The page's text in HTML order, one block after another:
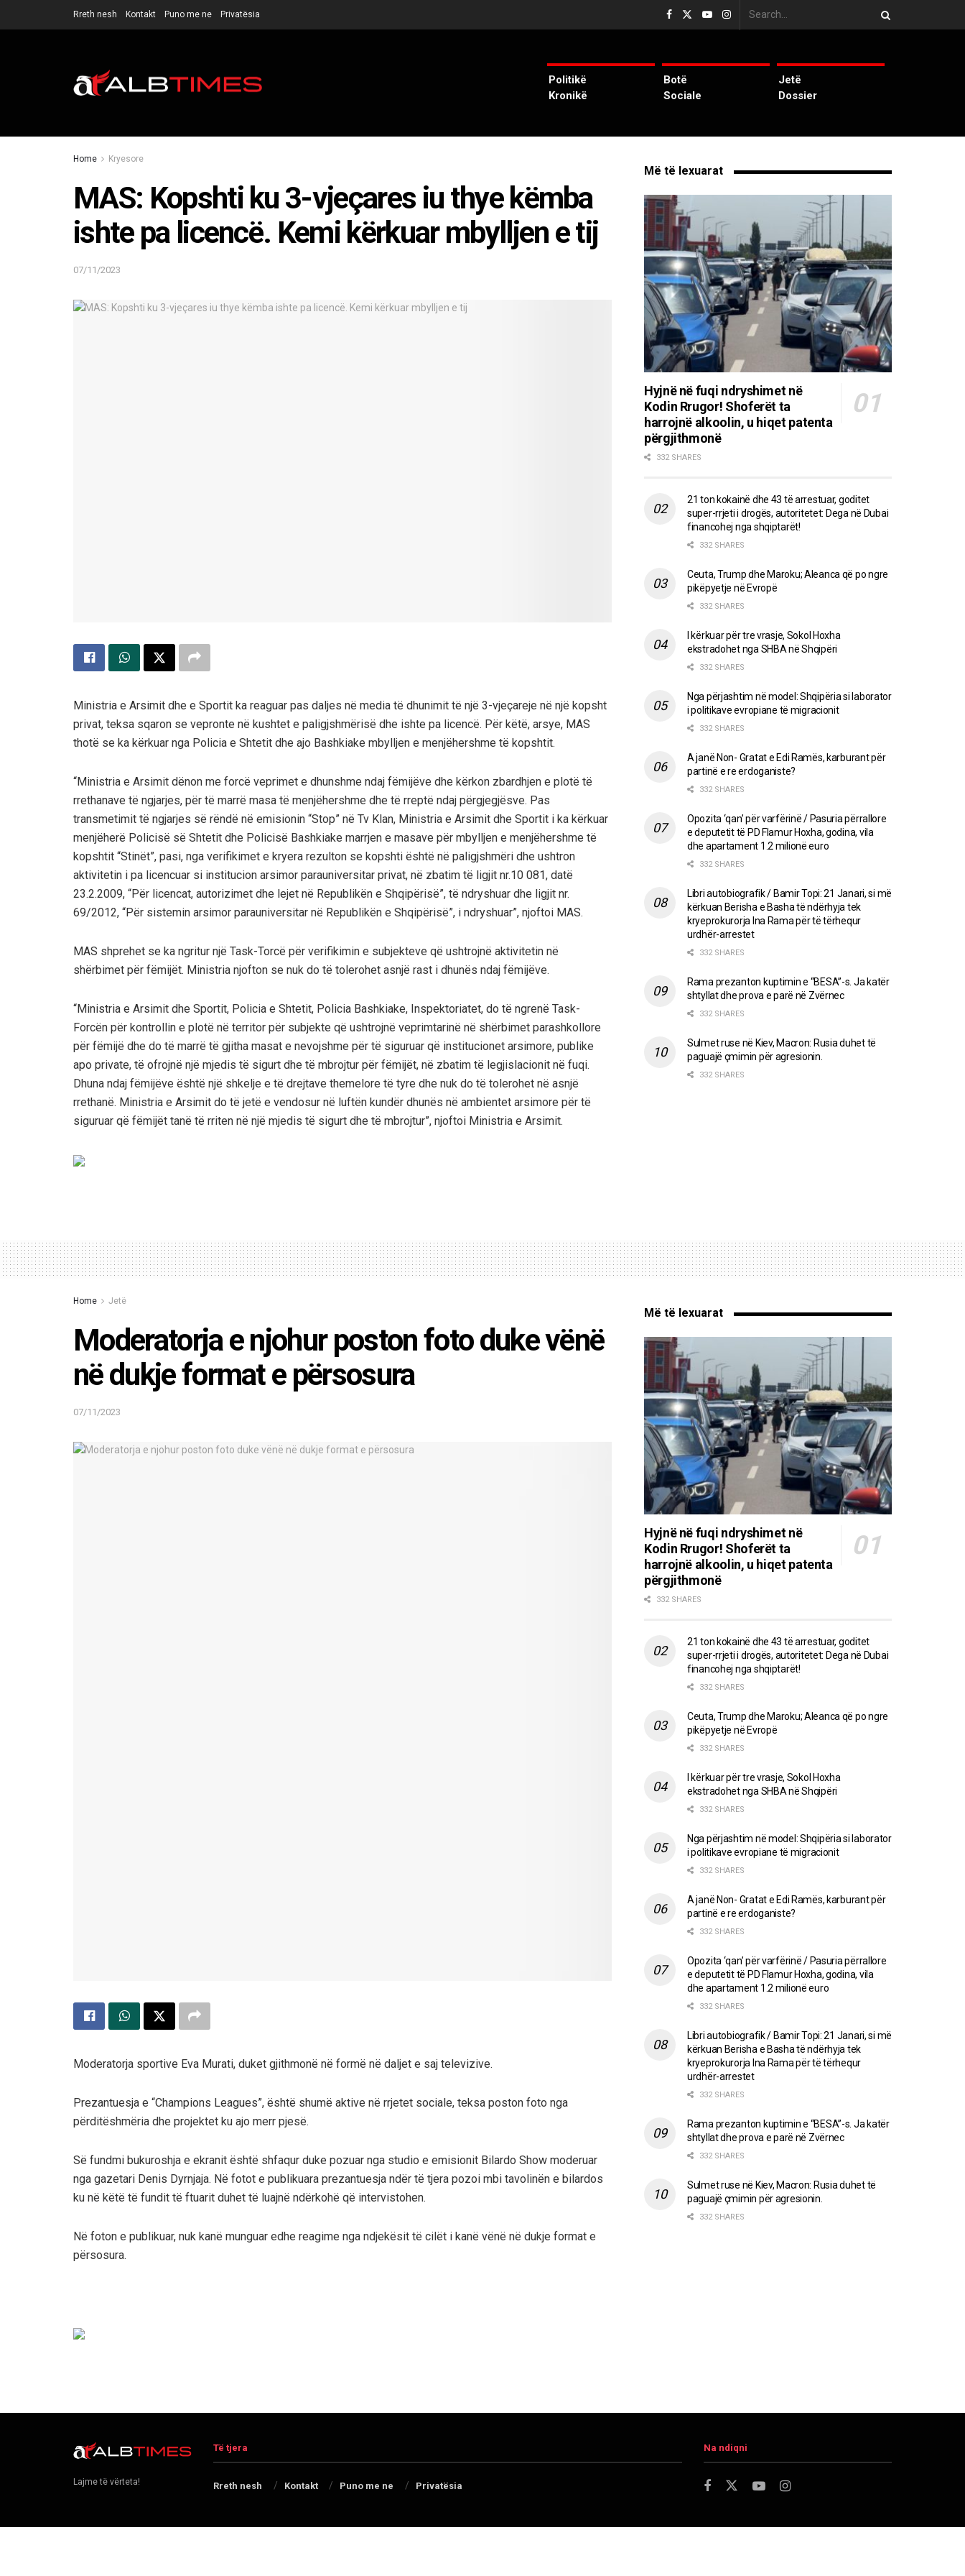
Rreth nesh Kontakt Puno me ne Privatësia
Politikë
Kronikë
Botë
Sociale
Jetë
Dossier
Home Kryesore
MAS: Kopshti ku 3-vjeçares iu thye këmba
ishte pa licencë. Kemi kërkuar mbylljen e tij
07/11/2023
Ministria e Arsimit dhe e Sportit ka reaguar pas daljes në media të dhunimit të një 3-vjeçareje në një kopsht
privat, teksa sqaron se vepronte në kushtet e paligjshmërisë dhe ishte pa licencë. Për këtë, arsye, MAS
thotë se ka kërkuar nga Policia e Shtetit dhe ajo Bashkiake mbylljen e menjëhershme të kopshtit.
“Ministria e Arsimit dënon me forcë veprimet e dhunshme ndaj fëmijëve dhe kërkon zbardhjen e plotë të
rrethanave të ngjarjes, për të marrë masa të menjëhershme dhe të rreptë ndaj përgjegjësve. Pas
transmetimit të ngjarjes së rëndë në emisionin “Stop” në Tv Klan, Ministria e Arsimit dhe Sportit i ka kërkuar
menjëherë Policisë së Shtetit dhe Policisë Bashkiake marrjen e masave për mbylljen e menjëhershme të
kopshtit “Stinët”, pasi, nga verifikimet e kryera rezulton se kopshti është në paligjshmëri dhe ushtron
aktivitetin i pa licencuar si institucion arsimor parauniversitar privat, në zbatim të ligjit nr.10 081, datë
23.2.2009, “Për licencat, autorizimet dhe lejet në Republikën e Shqipërisë”, të ndryshuar dhe ligjit nr.
69/2012, “Për sistemin arsimor parauniversitar në Republikën e Shqipërisë”, i ndryshuar”, njoftoi MAS.
MAS shprehet se ka ngritur një Task-Torcë për verifikimin e subjekteve që ushtrojnë aktivitetin në
shërbimet për fëmijët. Ministria njofton se nuk do të tolerohet asnjë rast i dhunës ndaj fëmijëve.
“Ministria e Arsimit dhe Sportit, Policia e Shtetit, Policia Bashkiake, Inspektoriatet, do të ngrenë Task-
Forcën për kontrollin e plotë në territor për subjekte që ushtrojnë veprimtarinë në shërbimet parashkollore
për fëmijë dhe do të marrë të gjitha masat e nevojshme për të siguruar që institucionet arsimore, publike
apo private, të ofrojnë një mjedis të sigurt dhe të mbrojtur për fëmijët, në zbatim të legjislacionit në fuqi.
Dhuna ndaj fëmijëve është një shkelje e të drejtave themelore të tyre dhe nuk do të tolerohet në asnjë
rrethanë. Ministria e Arsimit do të jetë e vendosur në luftën kundër dhunës në ambientet arsimore për të
siguruar që fëmijët tanë të rriten në një mjedis të sigurt dhe të mbrojtur”, njoftoi Ministria e Arsimit.
Më të lexuarat
Hyjnë në fuqi ndryshimet në
Kodin Rrugor! Shoferët ta
harrojnë alkoolin, u hiqet patenta
përgjithmonë
332 SHARES
21 ton kokainë dhe 43 të arrestuar, goditet
super-rrjeti i drogës, autoritetet: Dega në Dubai
financohej nga shqiptarët!
332 SHARES
Ceuta, Trump dhe Maroku; Aleanca që po ngre
pikëpyetje në Evropë
332 SHARES
I kërkuar për tre vrasje, Sokol Hoxha
ekstradohet nga SHBA në Shqipëri
332 SHARES
Nga përjashtim në model: Shqipëria si laborator
i politikave evropiane të migracionit
332 SHARES
A janë Non- Gratat e Edi Ramës, karburant për
partinë e re erdoganiste?
332 SHARES
Opozita ‘qan’ për varfërinë / Pasuria përrallore
e deputetit të PD Flamur Hoxha, godina, vila
dhe apartament 1.2 milionë euro
332 SHARES
Libri autobiografik / Bamir Topi: 21 Janari, si më
kërkuan Berisha e Basha të ndërhyja tek
kryeprokurorja Ina Rama për të tërhequr
urdhër-arrestet
332 SHARES
Rama prezanton kuptimin e “BESA”-s. Ja katër
shtyllat dhe prova e parë në Zvërnec
332 SHARES
Sulmet ruse në Kiev, Macron: Rusia duhet të
paguajë çmimin për agresionin.
332 SHARES
Home Jetë
Moderatorja e njohur poston foto duke vënë
në dukje format e përsosura
07/11/2023
Moderatorja sportive Eva Murati, duket gjithmonë në formë në daljet e saj televizive.
Prezantuesja e “Champions Leagues”, është shumë aktive në rrjetet sociale, teksa poston foto nga
përditëshmëria dhe projektet ku ajo merr pjesë.
Së fundmi bukuroshja e ekranit është shfaqur duke pozuar nga studio e emisionit Bilardo Show moderuar
nga gazetari Denis Dyrnjaja. Në fotot e publikuara prezantuesja ndër të tjera pozoi mbi tavolinën e bilardos
ku në këtë të fundit të ftuarit duhet të luajnë ndërkohë që intervistohen.
Në foton e publikuar, nuk kanë munguar edhe reagime nga ndjekësit të cilët i kanë vënë në dukje format e
përsosura.
Më të lexuarat
Hyjnë në fuqi ndryshimet në
Kodin Rrugor! Shoferët ta
harrojnë alkoolin, u hiqet patenta
përgjithmonë
332 SHARES
21 ton kokainë dhe 43 të arrestuar, goditet
super-rrjeti i drogës, autoritetet: Dega në Dubai
financohej nga shqiptarët!
332 SHARES
Ceuta, Trump dhe Maroku; Aleanca që po ngre
pikëpyetje në Evropë
332 SHARES
I kërkuar për tre vrasje, Sokol Hoxha
ekstradohet nga SHBA në Shqipëri
332 SHARES
Nga përjashtim në model: Shqipëria si laborator
i politikave evropiane të migracionit
332 SHARES
A janë Non- Gratat e Edi Ramës, karburant për
partinë e re erdoganiste?
332 SHARES
Opozita ‘qan’ për varfërinë / Pasuria përrallore
e deputetit të PD Flamur Hoxha, godina, vila
dhe apartament 1.2 milionë euro
332 SHARES
Libri autobiografik / Bamir Topi: 21 Janari, si më
kërkuan Berisha e Basha të ndërhyja tek
kryeprokurorja Ina Rama për të tërhequr
urdhër-arrestet
332 SHARES
Rama prezanton kuptimin e “BESA”-s. Ja katër
shtyllat dhe prova e parë në Zvërnec
332 SHARES
Sulmet ruse në Kiev, Macron: Rusia duhet të
paguajë çmimin për agresionin.
332 SHARES
Lajme të vërteta!
Të tjera
Rreth nesh Kontakt Puno me ne Privatësia
Na ndiqni